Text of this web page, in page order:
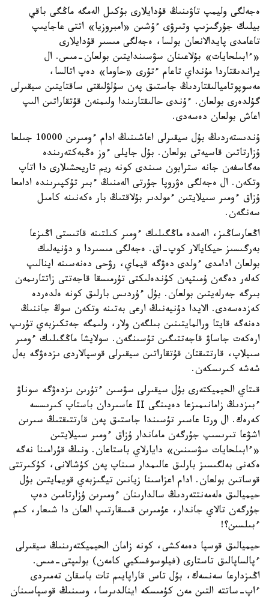
ەجەلگى وليمپ تاۋىنىڭ قۇدايلارى بۇكىل الەمگە ماڭگى باقي
بيلىك جۇرگىزىپ وتىرۋى ءۇشىن «امبروزيا» اتتى عاجايىپ
تاعامدى پايدالانعان بولسا، ەجەلگى مىسىر قۇدايلارى
«ءابىلحايات» بۇلاعىنان سۋسىندايتىن بولعان-مىس. ال
يراندىقتاردا مۇنداي تاعام ءتۇرى «حاوما» دەپ اتالسا،
مەسوپوتاميالىقتاردىڭ جاستىق پەن سۇلۋلىقتى ساقتايتىن سيقىرلى
گۇلدەرى بولعان. ءۇندى حالىقتارىندا ولىمنەن قۇتقاراتىن الىپ
اعاش بولعان دەسەدى.
ۇندىستەردىڭ بۇل سيقىرلى اعاشىنىڭ ادام ءومىرىن 10000 جىلعا
ۇزارتاتىن قاسيەتى بولعان. بۇل جايلى ءوز ەڭبەكتەرىندە
مەگاسفەن جانە سترابون سىندى كونە ريم تاريحشىلارى دا اتاپ
وتكەن. ال ەجەلگى ەۋروپا جۇرتى الەمنىڭ ءبىر تۇكپىرىندە ادامعا
ۇزاق ءومىر سىيلايتىن ءمولدىر بۇلاقتىڭ بار ەكەنىنە كامىل
سەنگەن.
اڭعارساڭىز، الەمدە ماڭگىلىك ءومىر كىلتىنە قاتىستى اڭىزعا
بەرگىسىز حيكايالار كوپ-اق. ەجەلگى مىسىردا و دۇنيەلىك
بولعان ادامدى ءولدى دەۋگە قيماي، رۋحى دەنەسىنە اينالىپ
كەلەر دەگەن ۇمىتپەن كۇندەلىكتى تۇرمىسقا قاجەتتى زاتتارىمەن
بىرگە جەرلەيتىن بولعان. بۇل ءۇردىس بارلىق كونە ەلدەردە
كەزدەسەدى. الايدا دۇنيەنىڭ ارعى بەتىنە وتكەن سوڭ جاننىڭ
دەنەگە قايتا ورالمايتىنىن بىلگەن ولار، ولىمگە جەتكىزبەي تۇرىپ
ارەكەت جاساۋ قاجەتتىگىن تۇسىنگەن. سولايشا ماڭگىلىك ءومىر
سىيلاپ، قارتتىقتان قۇتقاراتىن سيقىرلى قوسپالاردى ىزدەۋگە بەل
شەشە كىرىسكەن.
قىتاي الحيميكتەرى بۇل سيقىرلى سۋسىن ءتۇرىن ىزدەۋگە سوناۋ
ءبىزدىڭ زامانىمىزعا دەيىنگى ІІ عاسىردان باستاپ كىرىسسە
كەرەك. ال ورتا عاسىر تۇسىندا جاستىق پەن قارتتىقتىڭ سىرىن
اشۋعا تىرىسىپ جۇرگەن ماماندار ۇزاق ءومىر سىيلايتىن
«ءابىلحايات سۋسىنىن» دايارلاي باستاعان. ونىڭ قۇرامىنا نەگە
ەكەنى بەلگىسىز بارلىق عالىمدار سىناپ پەن كۇشالانى، كۇكىرتتى
قوساتىن بولعان. ادام اعزاسىنا زيانىن تيگىزبەي قويمايتىن بۇل
حيميالىق ەلەمەنتتەردىڭ سالدارىنان ءومىرىن ۇزارتامىن دەپ
جۇرگەن تالاي جاندار، عۇمىرىن قىسقارتىپ العان دا شىعار، كىم
ءبىلسىن؟!
حيميالىق قوسپا دەمەكشى، كونە زامان الحيميكتەرىنىڭ سيقىرلى
ءپالساپالىق تاستارى (فيلوسوفسكيي كامەن) بولىپتى-مىس.
اڭىزدارعا سەنسەك، بۇل تاس قاراپايىم تات باسقان تەمىردى
ءاپ-ساتتە التىن مەن كۇمىسكە اينالدىرسا، وسىنىڭ قوسپاسىنان